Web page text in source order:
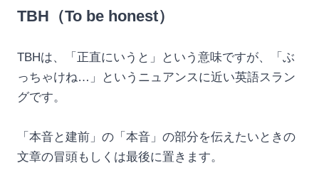
TBH（To be honest）
TBHは、「正直にいうと」という意味ですが、「ぶ
っちゃけね…」というニュアンスに近い英語スラン
グです。
「本音と建前」の「本音」の部分を伝えたいときの
文章の冒頭もしくは最後に置きます。